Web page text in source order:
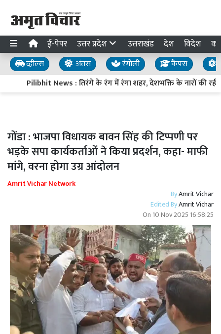
ई-पेपर उत्तर प्रदेश उत्तराखंड देश विदेश
व्हील्स अंतस रंगोली कैंपस
Pilibhit News : तिरंगे के रंग में रंगा शहर, देशभक्ति के नारों की रही
गोंडा : भाजपा विधायक बावन सिंह की टिप्पणी पर
भड़के सपा कार्यकर्ताओं ने किया प्रदर्शन, कहा- माफी
मांगे, वरना होगा उग्र आंदोलन
Amrit Vichar Network
ByAmrit Vichar
Edited ByAmrit Vichar
On 10 Nov 2025 16:58:25